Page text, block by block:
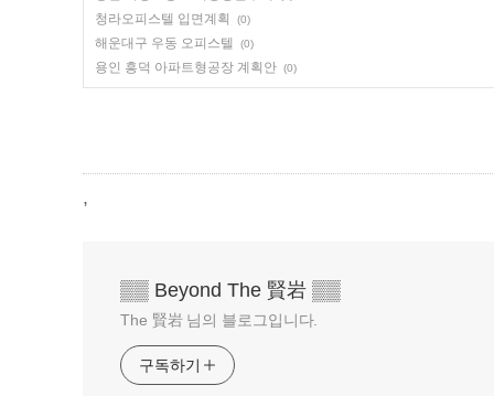
청라오피스텔 입면계획 (0)
해운대구 우동 오피스텔 (0)
용인 흥덕 아파트형공장 계획안 (0)
,
▒▒ Beyond The 賢岩 ▒▒
The 賢岩 님의 블로그입니다.
구독하기